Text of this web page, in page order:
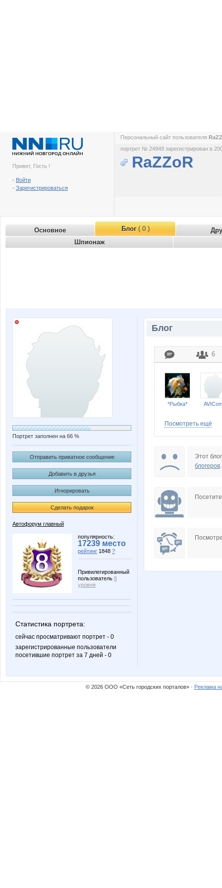
Привет, Гость !
- Войти
- Зарегистрироваться
Персональный сайт пользователя
портрет № 24949 зарегистрирован в
RaZZoR
Основное Блог( 0 )
Шпионаж
Портрет заполнен на 66 %
Отправить приватное сообщение
Добавить в друзья
Игнорировать
Сделать подарок
Автофорум главный
популярность:
17239 место
рейтинг 1848 ?
Привилегированный
пользователь 8
уровня
Статистика портрета:
сейчас просматривают портрет - 0
зарегистрированные пользователи
посетившие портрет за 7 дней - 0
Блог
6
*Рыбка*
Посмотреть ещё
Этот
блогеров.
© 2026 ООО «Сеть городских порталов» · Реклама